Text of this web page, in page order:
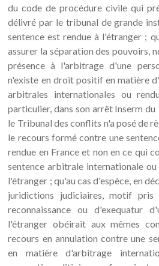
du code de procédure civile qui
délivré par le tribunal de grande
sentence est rendue à l'étranger ;
assurer la séparation des pouvoirs,
présence à l'arbitrage d'une
n'existe en droit positif en matière
arbitrales internationales ou
particulier, dans son arrêt Inserm du
le Tribunal des conflits n'a posé de
le recours formé contre une
rendue en France et non en ce qui
sentence arbitrale internationale
l'étranger ; qu'au cas d'espèce, en
juridictions judiciaires, motif
reconnaissance ou d'exequatur
l'étranger obéirait aux mêmes
recours en annulation contre une
en matière d'arbitrage